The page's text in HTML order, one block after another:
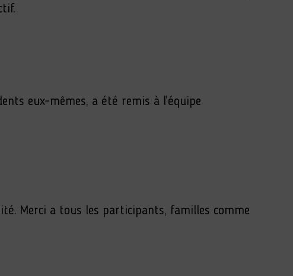
eux-mêmes, a été remis à l’équipe
Merci a tous les participants, familles comme